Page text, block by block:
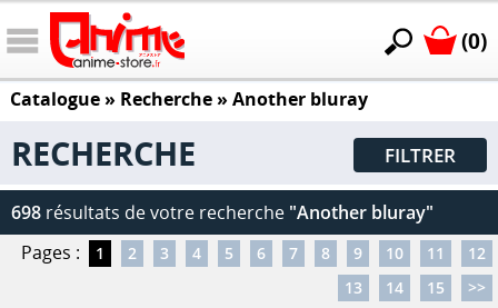
(0)
Catalogue» Recherche » Another bluray
RECHERCHE FILTRER
698 résultats de votre recherche "Another bluray"
Pages :
1 2 3 4 5 6 7 8 9 10 11
12
13
14 15
>>